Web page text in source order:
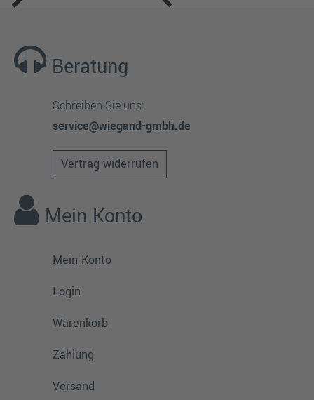
Beratung
Schreiben Sie uns:
service@wiegand-gmbh.de
Vertrag widerrufen
Mein Konto
Mein Konto
Login
Warenkorb
Zahlung
Versand